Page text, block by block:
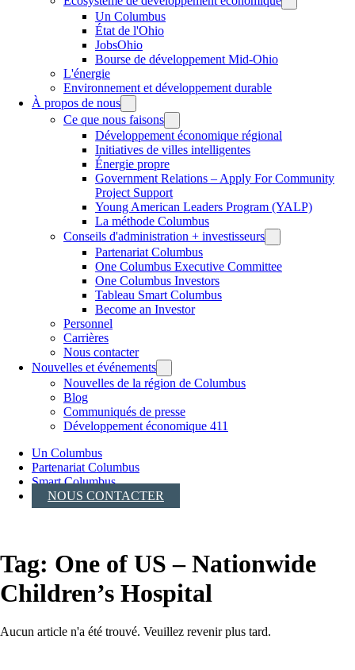
Un Columbus
État de l'Ohio
JobsOhio
Bourse de développement Mid-Ohio
L'énergie
Environnement et développement durable
À propos de nous
Ce que nous faisons
Développement économique régional
Initiatives de villes intelligentes
Énergie propre
Government Relations – Apply For Community
Project Support
Young American Leaders Program (YALP)
La méthode Columbus
Conseils d'administration + investisseurs
Partenariat Columbus
One Columbus Executive Committee
One Columbus Investors
Tableau Smart Columbus
Become an Investor
Personnel
Carrières
Nous contacter
Nouvelles et événements
Nouvelles de la région de Columbus
Blog
Communiqués de presse
Développement économique 411
Un Columbus
Partenariat Columbus
Smart Columbus
NOUS CONTACTER
Tag: One of US – Nationwide
Children’s Hospital
Aucun article n'a été trouvé. Veuillez revenir plus tard.